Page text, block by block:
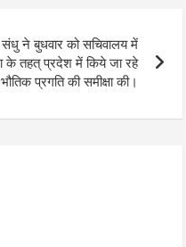
ने बुधवार को सचिवालय में
के तहत् प्रदेश में किये जा रहे
भौतिक प्रगति की समीक्षा की।